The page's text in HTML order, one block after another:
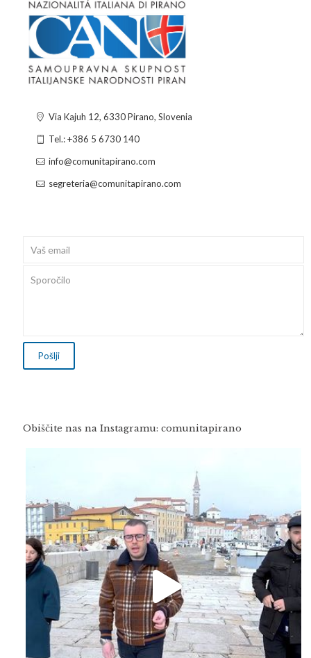
Via Kajuh 12, 6330 Pirano, Slovenia
Tel.: +386 5 6730 140
info@comunitapirano.com
segreteria@comunitapirano.com
Obiščite nas na Instagramu: comunitapirano